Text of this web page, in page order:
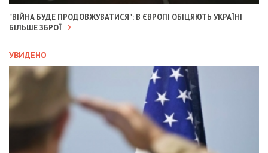
"ВІЙНА БУДЕ ПРОДОВЖУВАТИСЯ": В ЄВРОПІ ОБІЦЯЮТЬ УКРАЇНІ
БІЛЬШЕ ЗБРОЇ
УВИДЕНО